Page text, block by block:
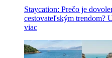
Staycation: Prečo je
cestovateľským trendom?
viac